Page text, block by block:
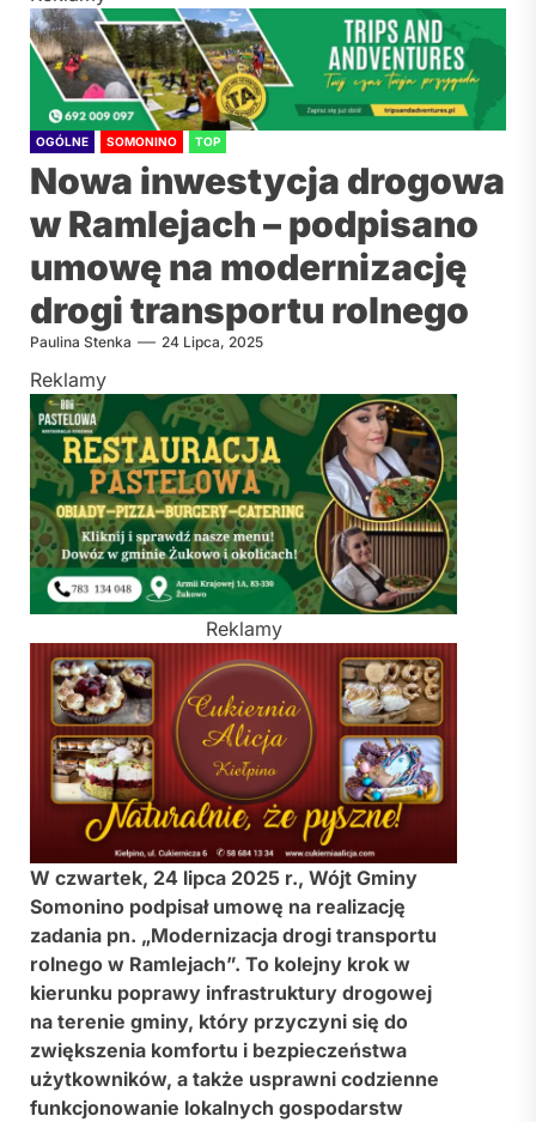
OGÓLNE SOMONINO TOP
Nowa inwestycja drogowa
w Ramlejach – podpisano
umowę na modernizację
drogi transportu rolnego
Paulina Stenka 24 Lipca, 2025
Reklamy
Reklamy
W czwartek, 24 lipca 2025 r., Wójt Gminy
Somonino podpisał umowę na realizację
zadania pn. „Modernizacja drogi transportu
rolnego w Ramlejach”. To kolejny krok w
kierunku poprawy infrastruktury drogowej
na terenie gminy, który przyczyni się do
zwiększenia komfortu i bezpieczeństwa
użytkowników, a także usprawni codzienne
funkcjonowanie lokalnych gospodarstw